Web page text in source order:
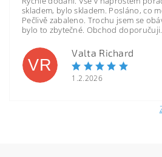
skladem, bylo skladem. Posláno, co
Pečlivě zabaleno. Trochu jsem se
bylo to zbytečné. Obchod doporučuji.
VR
Valta Richard
1.2.2026